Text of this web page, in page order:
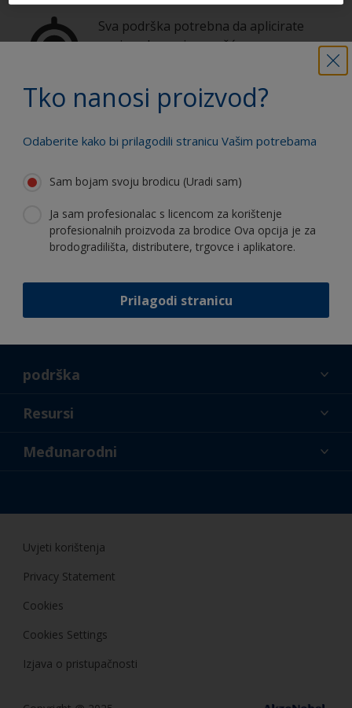
Tko nanosi proizvod?
Odaberite kako bi prilagodili stranicu Vašim potrebama
Sam bojam svoju brodicu (Uradi sam)
Ja sam profesionalac s licencom za korištenje
profesionalnih proizvoda za brodice Ova opcija je za
brodogradilišta, distributere, trgovce i aplikatore.
Prilagodi stranicu
Sva podrška potrebna da aplicirate
proizvode sa sigurnošću
Koristite naše stalne inovacije i
stručnost
Follow International
podrška
O nama
Resursi
Novosti
Međunarodni
Uvjeti korištenja
Privacy Statement
Cookies
Cookies Settings
Izjava o pristupačnosti